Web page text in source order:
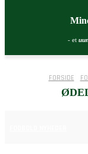
- et
FORSIDE